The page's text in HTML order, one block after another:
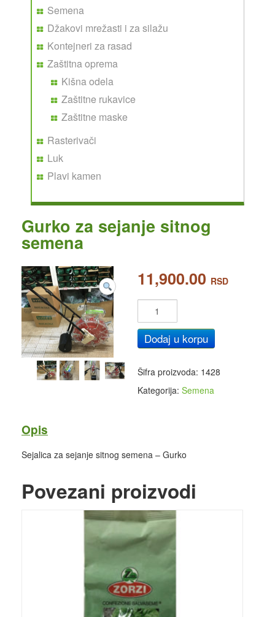
Semena
Džakovi mrežasti i za silažu
Kontejneri za rasad
Zaštitna oprema
Kišna odela
Zaštitne rukavice
Zaštitne maske
Rasterivači
Luk
Plavi kamen
Gurko za sejanje sitnog
semena
11,900.00 RSD
Dodaj u korpu
Šifra proizvoda: 1428
Kategorija: Semena
Opis
Sejalica za sejanje sitnog semena – Gurko
Povezani proizvodi